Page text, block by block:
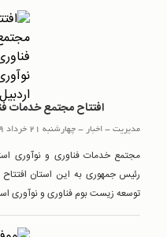
افتتاح مجتمع خدمات
مدیریت-اخبار -چهارشنبه 21 خرداد 1399
مجتمع خدمات فناوری و نوآوری
توسعه زیست بوم فناوری و نوآوری